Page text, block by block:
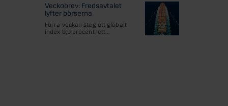
Veckobrev: Fredsavtalet
lyfter börserna
Förra veckan steg ett globalt
index 0,9 procent lett...